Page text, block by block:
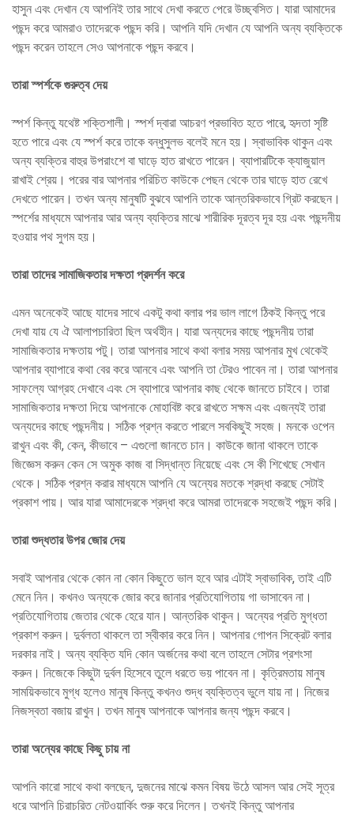
হাসুন এবং দেখান যে আপনিই তার সাথে দেখা করতে পেরে উচ্ছ্বসিত। যারা আমাদের
পছন্দ করে আমরাও তাদেরকে পছন্দ করি। আপনি যদি দেখান যে আপনি অন্য ব্যক্তিকে
পছন্দ করেন তাহলে সেও আপনাকে পছন্দ করবে।
তারা স্পর্শকে গুরুত্ব দেয়
স্পর্শ কিন্তু যথেষ্ট শক্তিশালী। স্পর্শ দ্বারা আচরণ প্রভাবিত হতে পারে, হৃদতা সৃষ্টি
হতে পারে এবং যে স্পর্শ করে তাকে বন্ধুসুলভ বলেই মনে হয়। স্বাভাবিক থাকুন এবং
অন্য ব্যক্তির বাহুর উপরাংশে বা ঘাড়ে হাত রাখতে পারেন। ব্যাপারটিকে ক্যাজুয়াল
রাখাই শ্রেয়। পরের বার আপনার পরিচিত কাউকে পেছন থেকে তার ঘাড়ে হাত রেখে
দেখতে পারেন। তখন অন্য মানুষটি বুঝবে আপনি তাকে আন্তরিকভাবে গ্রিট করছেন।
স্পর্শের মাধ্যমে আপনার আর অন্য ব্যক্তির মাঝে শারীরিক দূরত্ব দূর হয় এবং পছন্দনীয়
হওয়ার পথ সুগম হয়।
তারা তাদের সামাজিকতার দক্ষতা প্রদর্শন করে
এমন অনেকেই আছে যাদের সাথে একটু কথা বলার পর ভাল লাগে ঠিকই কিন্তু পরে
দেখা যায় যে ঐ আলাপচারিতা ছিল অর্থহীন। যারা অন্যদের কাছে পছন্দনীয় তারা
সামাজিকতার দক্ষতায় পটু। তারা আপনার সাথে কথা বলার সময় আপনার মুখ থেকেই
আপনার ব্যাপারে কথা বের করে আনবে এবং আপনি তা টেরও পাবেন না। তারা আপনার
সাফল্যে আগ্রহ দেখাবে এবং সে ব্যাপারে আপনার কাছ থেকে জানতে চাইবে। তারা
সামাজিকতার দক্ষতা দিয়ে আপনাকে মোহাবিষ্ট করে রাখতে সক্ষম এবং এজন্যই তারা
অন্যদের কাছে পছন্দনীয়। সঠিক প্রশ্ন করতে পারলে সবকিছুই সহজ। মনকে ওপেন
রাখুন এবং কী, কেন, কীভাবে – এগুলো জানতে চান। কাউকে জানা থাকলে তাকে
জিজ্ঞেস করুন কেন সে অমুক কাজ বা সিদ্ধান্ত নিয়েছে এবং সে কী শিখেছে সেখান
থেকে। সঠিক প্রশ্ন করার মাধ্যমে আপনি যে অন্যের মতকে শ্রদ্ধা করছে সেটাই
প্রকাশ পায়। আর যারা আমাদেরকে শ্রদ্ধা করে আমরা তাদেরকে সহজেই পছন্দ করি।
তারা শুদ্ধতার উপর জোর দেয়
সবাই আপনার থেকে কোন না কোন কিছুতে ভাল হবে আর এটাই স্বাভাবিক, তাই এটি
মেনে নিন। কখনও অন্যকে জোর করে জানার প্রতিযোগিতায় গা ভাসাবেন না।
প্রতিযোগিতায় জেতার থেকে হেরে যান। আন্তরিক থাকুন। অন্যের প্রতি মুগ্ধতা
প্রকাশ করুন। দুর্বলতা থাকলে তা স্বীকার করে নিন। আপনার গোপন সিক্রেট বলার
দরকার নাই। অন্য ব্যক্তি যদি কোন অর্জনের কথা বলে তাহলে সেটার প্রশংসা
করুন। নিজেকে কিছুটা দুর্বল হিসেবে তুলে ধরতে ভয় পাবেন না। কৃত্রিমতায় মানুষ
সাময়িকভাবে মুগ্ধ হলেও মানুষ কিন্তু কখনও শুদ্ধ ব্যক্তিত্ব ভুলে যায় না। নিজের
নিজস্বতা বজায় রাখুন। তখন মানুষ আপনাকে আপনার জন্য পছন্দ করবে।
তারা অন্যের কাছে কিছু চায় না
আপনি কারো সাথে কথা বলছেন, দুজনের মাঝে কমন বিষয় উঠে আসল আর সেই সূত্র
ধরে আপনি চিরাচরিত নেটওয়ার্কিং শুরু করে দিলেন। তখনই কিন্তু আপনার